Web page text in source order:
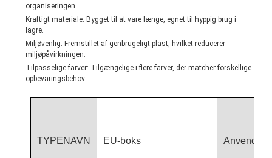
organiseringen.
Kraftigt materiale: Bygget til at vare længe, egnet til hyppig brug i
lagre.
Miljøvenlig: Fremstillet af genbrugeligt plast, hvilket reducerer
miljøpåvirkningen.
Tilpasselige farver: Tilgængelige i flere farver, der matcher forskellige
opbevaringsbehov.
TYPENAVN EU-boks